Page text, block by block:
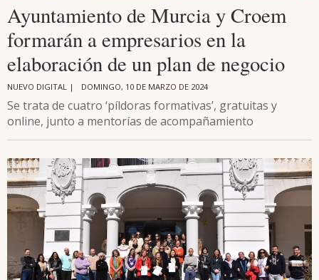
Ayuntamiento de Murcia y Croem
formarán a empresarios en la
elaboración de un plan de negocio
NUEVO DIGITAL | DOMINGO, 10 DE MARZO DE 2024
Se trata de cuatro ‘píldoras formativas’, gratuitas y
online, junto a mentorías de acompañamiento